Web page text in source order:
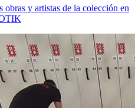
obras y artistas de la colección en